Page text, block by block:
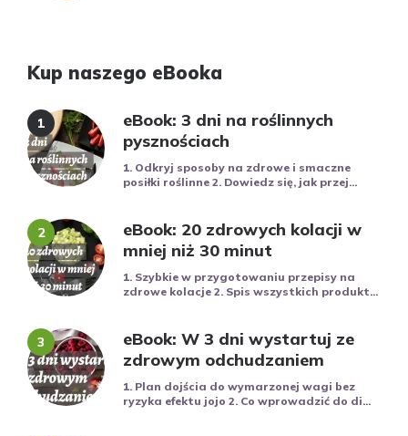
Kup naszego eBooka
eBook: 3 dni na roślinnych
pysznościach
1. Odkryj sposoby na zdrowe i smaczne
posiłki roślinne 2. Dowiedz się, jak przej...
eBook: 20 zdrowych kolacji w
mniej niż 30 minut
1. Szybkie w przygotowaniu przepisy na
zdrowe kolacje 2. Spis wszystkich produkt...
eBook: W 3 dni wystartuj ze
zdrowym odchudzaniem
1. Plan dojścia do wymarzonej wagi bez
ryzyka efektu jojo 2. Co wprowadzić do di...